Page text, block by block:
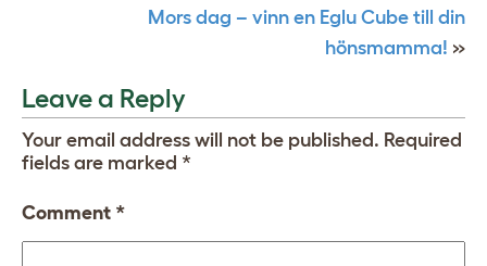
Mors dag – vinn en Eglu Cube till din
hönsmamma! »
Leave a Reply
Your email address will not be published. Required
fields are marked *
Comment *